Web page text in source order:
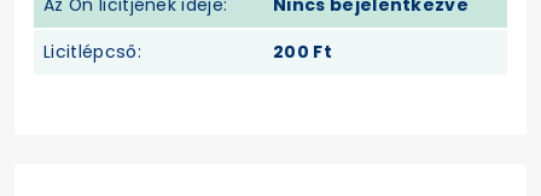
Az Ön licitjének ideje:
Nincs bejelentkezve
Licitlépcső:
200 Ft